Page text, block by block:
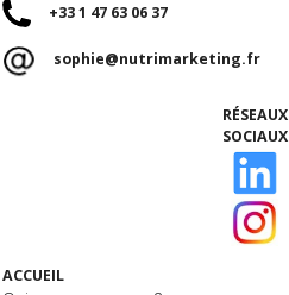
+33 1 47 63 06 37
sophie@nutrimarketing.fr
RÉSEAUX
SOCIAUX
ACCUEIL